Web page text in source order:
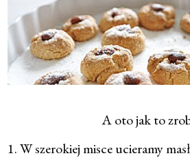
A oto jak to
1. W szerokiej misce ucieramy